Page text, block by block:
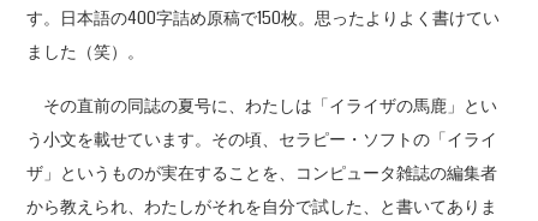
す。日本語の400字詰め原稿で150枚。思ったよりよく書けてい
ました（笑）。
その直前の同誌の夏号に、わたしは「イライザの馬鹿」とい
う小文を載せています。その頃、セラピー・ソフトの「イライ
ザ」というものが実在することを、コンピュータ雑誌の編集者
から教えられ、わたしがそれを自分で試した、と書いてありま